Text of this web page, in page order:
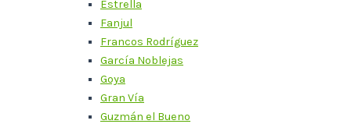
Estrella
Fanjul
Francos Rodríguez
García Noblejas
Goya
Gran Vía
Guzmán el Bueno